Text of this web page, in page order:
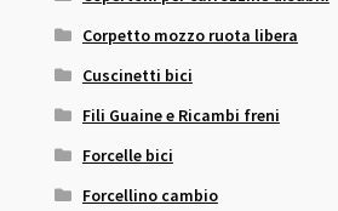
Corpetto mozzo ruota libera
Cuscinetti bici
Fili Guaine e Ricambi freni
Forcelle bici
Forcellino cambio